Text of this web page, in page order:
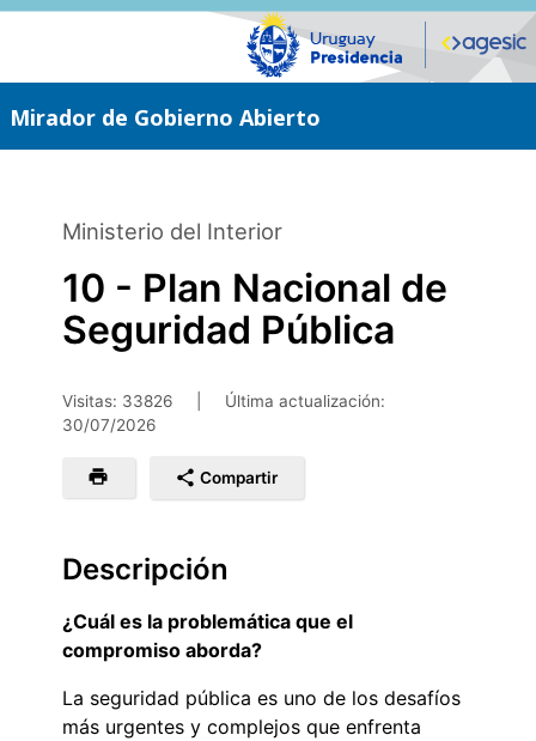
Saltar
Mirador de Gobierno Abierto
Ministerio del Interior
10 - Plan Nacional de
Seguridad Pública
Visitas: 33826
Última actualización:
30/07/2026
Compartir
Descripción
¿Cuál es la problemática que el
compromiso aborda?
La seguridad pública es uno de los desafíos
más urgentes y complejos que enfrenta